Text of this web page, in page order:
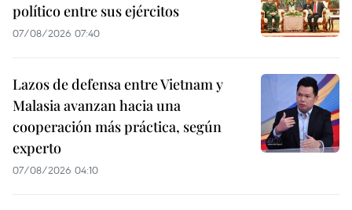
político entre sus ejércitos
07/08/2026 07:40
Lazos de defensa entre Vietnam y
Malasia avanzan hacia una
cooperación más práctica, según
experto
07/08/2026 04:10